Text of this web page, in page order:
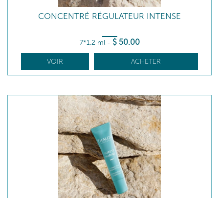
CONCENTRÉ RÉGULATEUR INTENSE
7*1.2 ml - $ 50.00
VOIR ACHETER